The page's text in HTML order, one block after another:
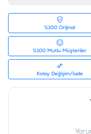
%100 Orijinal
%100 Mutlu Müşteriler
Kolay Değişim/İade